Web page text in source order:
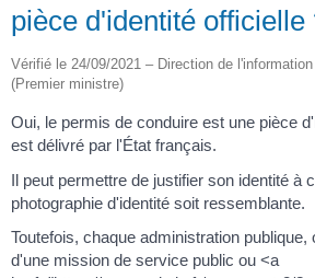
pièce d'identité officielle
Vérifié le 24/09/2021 – Direction de
(Premier ministre)
Oui, le permis de conduire est une pièce
est délivré par l'État français.
Il peut permettre de justifier son identité à
photographie d'identité soit ressemblante.
Toutefois, chaque administration
d'une mission de service public ou <a